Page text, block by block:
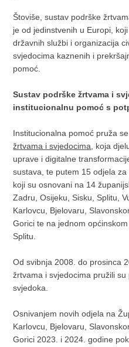
Štoviše, sustav podrške
je od jedinstvenih u Europi,
državnih službi i organizacija
svjedocima kaznenih i
pomoć.
Sustav podrške žrtvama i
institucionalnu pomoć s
Institucionalna pomoć pruža
žrtvama i svjedocima , koja
uprave i digitalne
sustava, te putem 15 odjela
koji su osnovani na 14
Zadru, Osijeku, Sisku, Splitu,
Karlovcu, Bjelovaru,
Gorici te na jednom
Splitu.
Od svibnja 2008. do prosinca
žrtvama i svjedocima pružili
svjedoka.
Osnivanjem novih odjela na
Karlovcu, Bjelovaru,
Gorici 2023. i 2024. godine